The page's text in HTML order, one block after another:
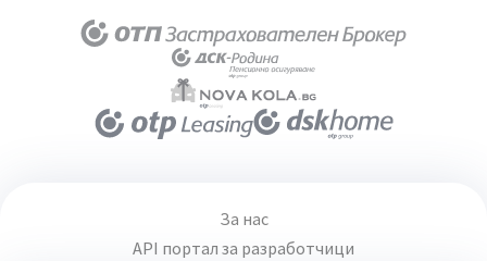
За нас
API портал за разработчици